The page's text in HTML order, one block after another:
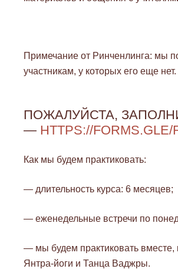
Примечание от Ринченлинга: мы
участникам, у которых его еще нет.
ПОЖАЛУЙСТА,
— HTTPS://FORMS.GLE/
Как мы будем практиковать:
— длительность курса: 6 месяцев;
— еженедельные встречи по
— мы будем практиковать вместе,
Янтра-йоги и Танца Ваджры.